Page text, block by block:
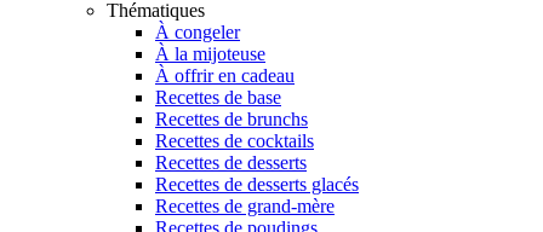
Thématiques
À congeler
À la mijoteuse
À offrir en cadeau
Recettes de base
Recettes de brunchs
Recettes de cocktails
Recettes de desserts
Recettes de desserts glacés
Recettes de grand-mère
Recettes de poudings